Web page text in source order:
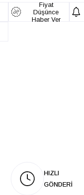
Fiyat
Düşünce
Haber Ver
HIZLI
GÖNDERİ